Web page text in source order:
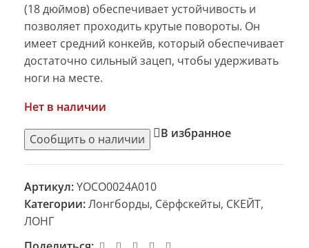
(18 дюймов) обеспечивает устойчивость и
позволяет проходить крутые повороты. Он
имеет средний конкейв, который обеспечивает
достаточно сильный зацеп, чтобы удерживать
ноги на месте.
Нет в наличии
В избранное
Артикул:YOCO0024A010
Категории:Лонгборды, Сёрфскейты, СКЕЙТ,
ЛОНГ